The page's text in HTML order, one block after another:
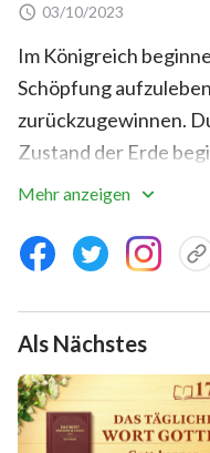
03/10/2023
Im Königreich
Schöpfung
zurückzugewinnen.
Zustand der Erde
zwischen einem
Zeitpunkt, wenn Land
Land sich mit Land
Ich alle Nationen in
diesem Zeitpunkt
erneuern und das
wodurch Ich das
das Alte in das Neue
Mehr anzeigen
Als Nächstes